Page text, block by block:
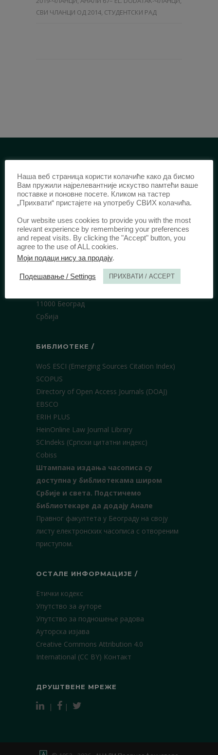
СВИ ЧЛАНЦИ ОД 2014, СТУДЕНТСКИ РАД
ISSN:0003-2565(Штампано издање)
еISSN:2406-2693 (Онлајн издање)
DOI:
10.51204/Anali_PFBU_1906
ИЗДАВАЧ /
Београду
11000 Београд
Србија
БИБЛИОТЕКЕ /
WoS ESCI (Emerging Sources Citation Index)
SCOPUS
Directory of Open Access Journals (DOAJ)
EBSCO
ERIH PLUS
HeinOnline Law Journal Library
SCIndeks (Српски цитатни индекс)
Cobiss
Штампана издања часописа су
доступна у библиотекама широм
Србије и света. Подстичемо
библиотекаре да додају Анале
Правног факултета у Београду на своју
листу електронских часописа с отвореним
приступом.
ОСТАЛЕ ИНФОРМАЦИЈЕ /
Етички кодекс
Упутство за ауторе
Упутство за подношење радова
Ауторска изјава
Creative Commons Attribution 4.0
International (CC BY) Контакт
ДРУШТВЕНЕ МРЕЖЕ
| |
Наша веб страница користи колачиће како да бисмо
Вам пружили најрелевантније искуство памтећи ваше
поставке и поновне посете. Кликом на тастер
„Прихвати“ пристајете на употребу СВИХ колачића.
Our website uses cookies to provide you with the most
relevant experience by remembering your preferences
and repeat visits. By clicking the "Accept" button, you
agree to the use of ALL cookies.
Моји подаци нису за продају.
Подешавање / Settings ПРИХВАТИ / ACCEPT